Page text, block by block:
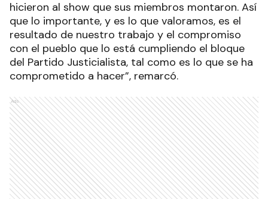
hicieron al show que sus miembros montaron. Así
que lo importante, y es lo que valoramos, es el
resultado de nuestro trabajo y el compromiso
con el pueblo que lo está cumpliendo el bloque
del Partido Justicialista, tal como es lo que se ha
comprometido a hacer”, remarcó.
Ads